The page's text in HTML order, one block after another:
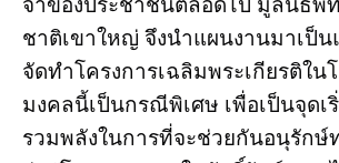
ชาติเขาใหญ่ จึงนำแผนงานมาเป็
จัดทำโครงการเฉลิมพระเกียรติใน
มงคลนี้เป็นกรณีพิเศษ เพื่อเป็นจุดเ
รวมพลังในการที่จะช่วยกันอนุรักษ์